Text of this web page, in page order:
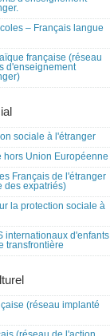
– Français langue
française (réseau
d'enseignement
sociale à l'étranger
hors Union Européenne
Français de l'étranger
des expatriés)
la protection sociale à
internationaux d'enfants
transfrontière
(réseau implanté